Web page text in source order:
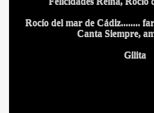
Rocío del mar de Cádiz........
Canta Siempre,
Gilita